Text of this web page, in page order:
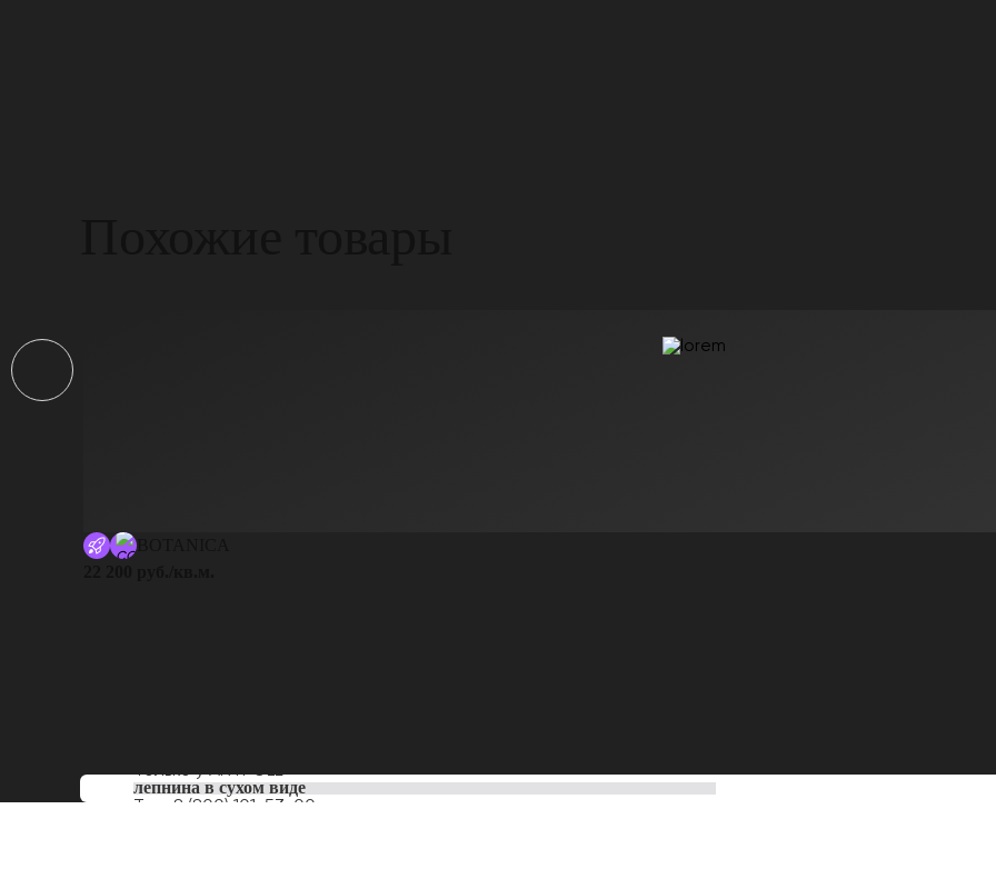
Только уARTPOLE
лепнина в сухом виде
Тел: 8 (800) 101-53-00